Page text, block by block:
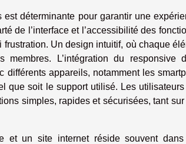
est déterminante pour garantir une
de l’interface et l’accessibilité des
Un design intuitif, où chaque
L’intégration du responsive
appareils, notamment les
que soit le support utilisé. Les utilisateurs
simples, rapides et sécurisées, tant
et un site internet réside souvent dans